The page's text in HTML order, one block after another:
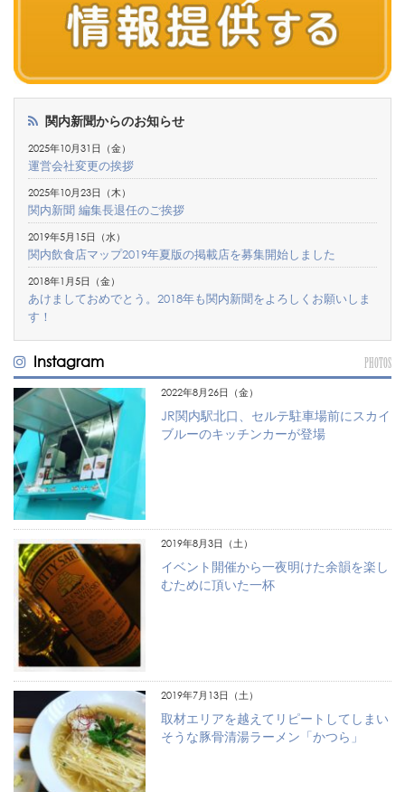
関内新聞からのお知らせ
2025年10月31日（金）
運営会社変更の挨拶
2025年10月23日（木）
関内新聞 編集長退任のご挨拶
2019年5月15日（水）
関内飲食店マップ2019年夏版の掲載店を募集開始しました
2018年1月5日（金）
あけましておめでとう。2018年も関内新聞をよろしくお願いしま
す！
Instagram PHOTOS
2022年8月26日（金）
JR関内駅北口、セルテ駐車場前にスカイ
ブルーのキッチンカーが登場
2019年8月3日（土）
イベント開催から一夜明けた余韻を楽し
むために頂いた一杯
2019年7月13日（土）
取材エリアを越えてリピートしてしまい
そうな豚骨清湯ラーメン「かつら」